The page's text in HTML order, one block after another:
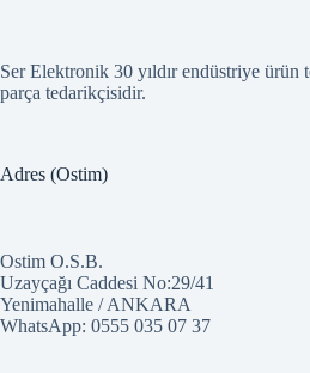
Ser Elektronik 30 yıldır endüstriye ürün
parça tedarikçisidir.
Adres (Ostim)
Ostim O.S.B.
Uzayçağı Caddesi No:29/41
Yenimahalle / ANKARA
WhatsApp: 0555 035 07 37